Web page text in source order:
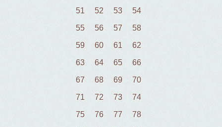
51 52 53 54
55 56 57 58
59 60 61 62
63 64 65 66
67 68 69 70
71 72 73 74
75 76 77 78